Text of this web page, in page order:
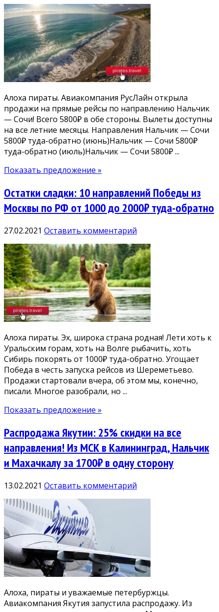
Алоха пираты. Авиакомпания РусЛайн открыла
продажи на прямые рейсы по направлению Нальчик
— Сочи! Всего 5800₽ в обе стороны. Вылеты доступны
на все летние месяцы. Направления Нальчик — Сочи
5800₽ туда-обратно (июнь)Нальчик — Сочи 5800₽
туда-обратно (июль)Нальчик — Сочи 5800₽ ...
Показать предложение »
Остатки сладки: 10 направлений Победы из
Москвы по РФ от 1000 до 2000₽ туда-обратно
27.02.2021 Оставить комментарий
Алоха пираты. Эх, широка страна родная! Лети хоть к
Уральским горам, хоть на Волге рыбачить, хоть
Сибирь покорять от 1000₽ туда-обратно. Угощает
Победа в честь запуска рейсов из Шереметьево.
Продажи стартовали вчера, об этом мы, конечно,
писали. Многое разобрали, но ...
Показать предложение »
Распродажа Якутии: 25% скидки на все
направления! Из МСК в Калининград, Нальчик
и Махачкалу за 1700₽ в одну сторону
13.02.2021 Оставить комментарий
Алоха, пираты и уважаемые петербуржцы.
Авиакомпания Якутия запустила распродажу. Из